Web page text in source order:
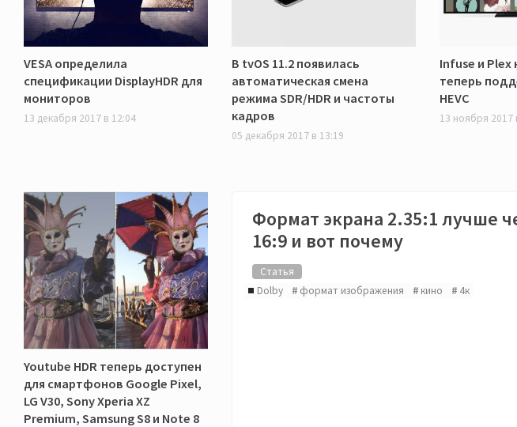
VESA определила
спецификации DisplayHDR для
мониторов
13 декабря 2017 в 12:04
В tvOS 11.2 появилась
автоматическая смена
режима SDR/HDR и частоты
кадров
05 декабря 2017 в 13:19
Infuse и Plex
теперь
HEVC
13 ноября 2017
Youtube HDR теперь доступен
для смартфонов Google Pixel,
LG V30, Sony Xperia XZ
Premium, Samsung S8 и Note 8
Формат экрана 2.35:1 лучше
16:9 и вот почему
Статья
Dolby
формат изображения кино 4к